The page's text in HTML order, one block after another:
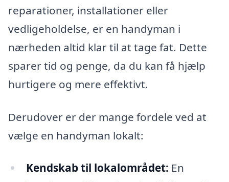
reparationer, installationer eller
vedligeholdelse, er en handyman i
nærheden altid klar til at tage fat. Dette
sparer tid og penge, da du kan få hjælp
hurtigere og mere effektivt.
Derudover er der mange fordele ved at
vælge en handyman lokalt:
Kendskab til lokalområdet: En